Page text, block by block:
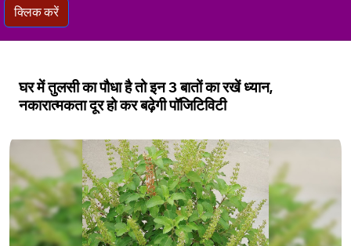
क्लिक करें
घर में तुलसी का पौधा है तो इन 3 बातों का रखें ध्यान,
नकारात्मकता दूर हो कर बढ़ेगी पॉजिटिविटी